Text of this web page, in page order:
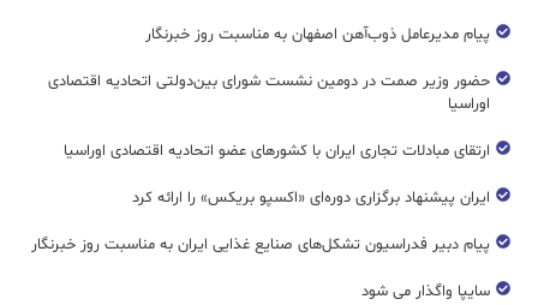
پیام مدیرعامل ذوب‌آهن اصفهان به مناسبت روز خبرنگار
حضور وزیر صمت در دومین نشست شورای بین‌دولتی اتحادیه اقتصادی
اوراسیا
ارتقای مبادلات تجاری ایران با کشورهای عضو اتحادیه اقتصادی اوراسیا
ایران پیشنهاد برگزاری دوره‌ای «اکسپو بریکس» را ارائه کرد
پیام دبیر فدراسیون تشکل‌های صنایع غذایی ایران به مناسبت روز خبرنگار
سایپا واگذار می شود